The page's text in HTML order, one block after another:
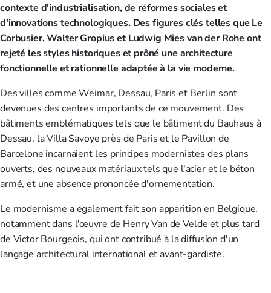
contexte d'industrialisation, de réformes sociales et
d'innovations technologiques. Des figures clés telles que Le
Corbusier, Walter Gropius et Ludwig Mies van der Rohe ont
rejeté les styles historiques et prôné une architecture
fonctionnelle et rationnelle adaptée à la vie moderne.
Des villes comme Weimar, Dessau, Paris et Berlin sont
devenues des centres importants de ce mouvement. Des
bâtiments emblématiques tels que le bâtiment du Bauhaus à
Dessau, la Villa Savoye près de Paris et le Pavillon de
Barcelone incarnaient les principes modernistes des plans
ouverts, des nouveaux matériaux tels que l'acier et le béton
armé, et une absence prononcée d'ornementation.
Le modernisme a également fait son apparition en Belgique,
notamment dans l'œuvre de Henry Van de Velde et plus tard
de Victor Bourgeois, qui ont contribué à la diffusion d'un
langage architectural international et avant-gardiste.